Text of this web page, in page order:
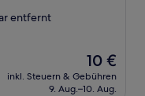
entfernt
Der
Preis
beträgt
10 €
inkl. Steuern & Gebühren
9. Aug.–10. Aug.